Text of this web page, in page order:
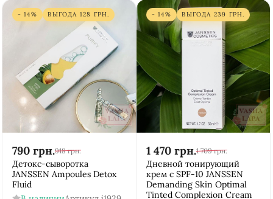
- 14% ВЫГОДА 128 ГРН.
790 грн.918 грн.
Детокс-сыворотка
JANSSEN Ampoules Detox
Fluid
- 14% ВЫГОДА 239 ГРН.
1 470 грн.1 709 грн.
Дневной тонирующий
крем с SPF-10 JANSSEN
Demanding Skin Optimal
Tinted Complexion Cream